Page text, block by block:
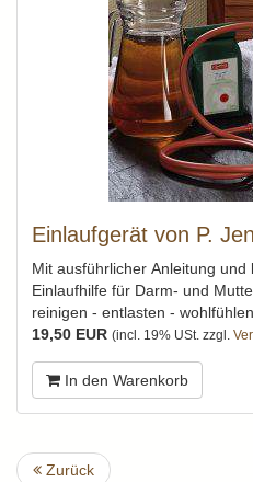
Einlaufgerät von P.
Mit ausführlicher Anleitung und
Einlaufhilfe für Darm- und
reinigen - entlasten - wohlfühlen
19,50 EUR (incl. 19% USt. zzgl.
In den Warenkorb
Zurück